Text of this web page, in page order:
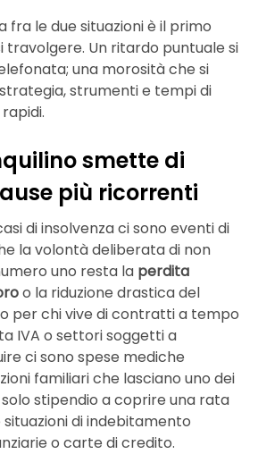
fra le due situazioni è il primo
travolgere. Un ritardo puntuale si
una morosità che si
strumenti e tempi di
smette di
più ricorrenti
di insolvenza ci sono eventi di
la volontà deliberata di non
uno resta la perdita
o la riduzione drastica del
per chi vive di contratti a tempo
IVA o settori soggetti a
ci sono spese mediche
familiari che lasciano uno dei
stipendio a coprire una rata
di indebitamento
o carte di credito.